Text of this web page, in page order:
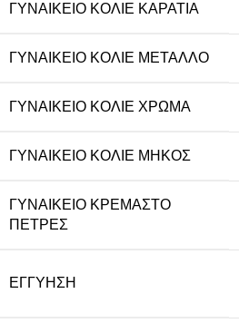
ΓΥΝΑΙΚΕΊΟ ΚΟΛΙΈ ΚΑΡΆΤΙΑ
ΓΥΝΑΙΚΕΊΟ ΚΟΛΙΈ ΜΈΤΑΛΛΟ
ΓΥΝΑΙΚΕΊΟ ΚΟΛΙΈ ΧΡΏΜΑ
ΓΥΝΑΙΚΕΊΟ ΚΟΛΙΈ ΜΉΚΟΣ
ΓΥΝΑΙΚΕΊΟ ΚΡΕΜΑΣΤΌ
ΠΈΤΡΕΣ
ΕΓΓΎΗΣΗ